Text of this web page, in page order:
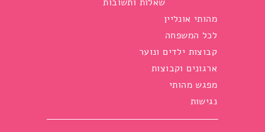
מהותי אונליין
לכל המשפחה
קבוצות ילדים ונוער
ארגונים וקבוצות
מפגש מהותי
נגישות